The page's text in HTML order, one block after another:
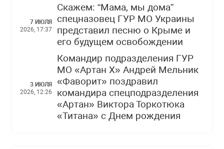
7 ИЮЛЯ
2026, 17:37
Скажем: “Мама, мы дома”
спецназовец ГУР МО Украины
представил песню о Крыме и
его будущем освобождении
3 ИЮЛЯ
2026, 12:26
Командир подразделения ГУР
МО «Артан Х» Андрей Мельник
«Фаворит» поздравил
командира спецподразделения
«Артан» Виктора Торкотюка
«Титана» с Днем рождения